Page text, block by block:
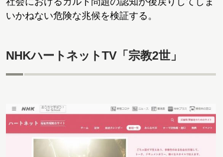
いかねない危険な兆候を検証する。
NHKハートネットTV「宗教2世」